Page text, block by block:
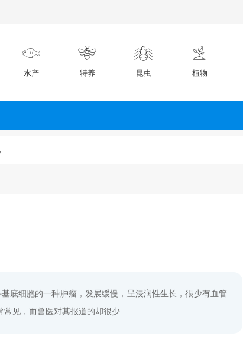
水产 特养 昆虫 植物
底细胞的一种肿瘤，发展缓慢，呈浸润性生长，很少有血管
见，而兽医对其报道的却很少..